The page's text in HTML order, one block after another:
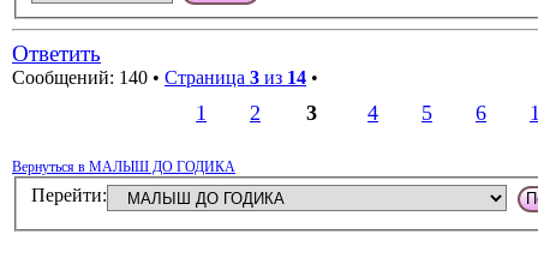
Ответить
Сообщений: 140 • Страница 3 из 14 •
1 2 3 4 5 6
Вернуться в МАЛЫШ ДО ГОДИКА
Перейти: